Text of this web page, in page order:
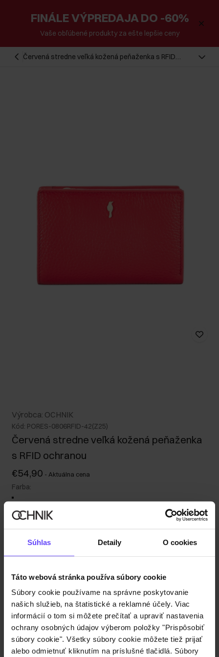
Súhlas Detaily O cookies
Táto webová stránka používa súbory cookie
Súbory cookie používame na správne poskytovanie
našich služieb, na štatistické a reklamné účely. Viac
informácií o tom si môžete prečítať a upraviť nastavenia
ochrany osobných údajov výberom položky "Prispôsobiť
súbory cookie". Všetky súbory cookie môžete tiež prijať
alebo odmietnuť kliknutím na príslušné tlačidlá. Súbory
FINÁLE VÝPREDAJA DO -60%
Vaše obľúbené produkty za ešte lepšie ceny
Červená stredne veľká kožená peňaženka s RFID
Výrobca: OCHNIK
Kód: PORES-0806RFID-42(Z25)
Červená stredne veľká kožená peňaženka
s RFID ochranou
€54,90 - Aktuálna cena
Farba:
Odoslanie do 1 pracovného dňa
Popis produktu
Detaily
Zloženie a rozmery